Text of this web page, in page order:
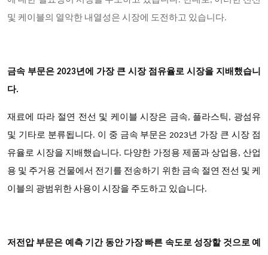
및 케이블의 열악한 내열성은 시장에 도전하고 있습니다.
금속 부문은 2023년에 가장 큰 시장 점유율로 시장을 지배했습니
다.
재료에 따라 절연 전선 및 케이블 시장은 금속, 플라스틱, 광섬유
및 기타로 분류됩니다. 이 중 금속 부문은 2023년 가장 큰 시장 점
유율로 시장을 지배했습니다. 다양한 가정용 제품과 상업용, 산업
용 및 주거용 건물에서 전기를 전송하기 위한 금속 절연 전선 및 케
이블의 광범위한 사용이 시장을 주도하고 있습니다.
저전압 부문은 예측 기간 동안 가장 빠른 속도로 성장할 것으로 예